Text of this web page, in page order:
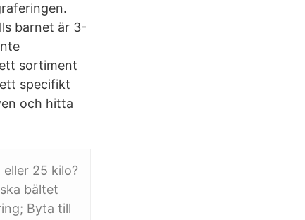
barnet är 3-
sortiment
specifikt
och hitta
25 kilo?
bältet
Byta till